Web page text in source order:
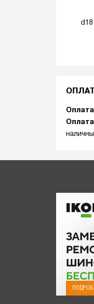
d18